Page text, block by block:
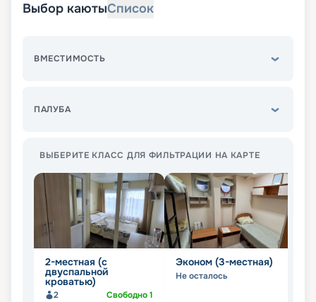
Выбор каютыСписок
ВМЕСТИМОСТЬ
ПАЛУБА
ВЫБЕРИТЕ КЛАСС ДЛЯ ФИЛЬТРАЦИИ НА КАРТЕ
2-местная (с
двуспальной
кроватью)
2 Свободно1
Эконом (3-местная)
Не осталось